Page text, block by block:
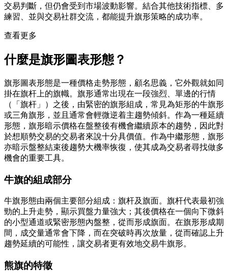
交易判斷，但仍會受到市場波動影響。結合其他技術指標、多
練習、並與交易社群交流，都能提升旗形策略的成功率。
查看更多
什麼是旗形圖表形態？
旗形圖表形態是一種價格走勢形態，顧名思義，它外觀就如同
掛在旗杆上的旗幟。旗形通常出現在一段強烈、單邊的行情
（「旗杆」）之後，由緊密的旗形組成，常見為矩形的牛旗形
或三角旗形，並且通常會輕微逆着主趨勢傾斜。作為一種延續
形態，旗形暗示價格在盤整後有機會繼續原本的趨勢，因此對
於想順勢交易的交易者來說十分具價值。作為中繼形態，旗形
亦暗示盤整結束後趨勢大機率恢復，使其成為交易者尋找做多
機會的重要工具。
牛旗的組成部分
牛旗形態由兩個主要部分組成：旗杆及旗面。旗杆代表最初強
勁的上升走勢，顯示買盤力量強大；其後價格在一個向下微斜
的小型通道或緊密形態內盤整，從而形成旗面。在旗形形成期
間，成交量通常會下降，而在突破時再次放量，從而確認上升
趨勢延續的可能性，讓交易者更有效地交易牛旗形。
熊旗的特徵